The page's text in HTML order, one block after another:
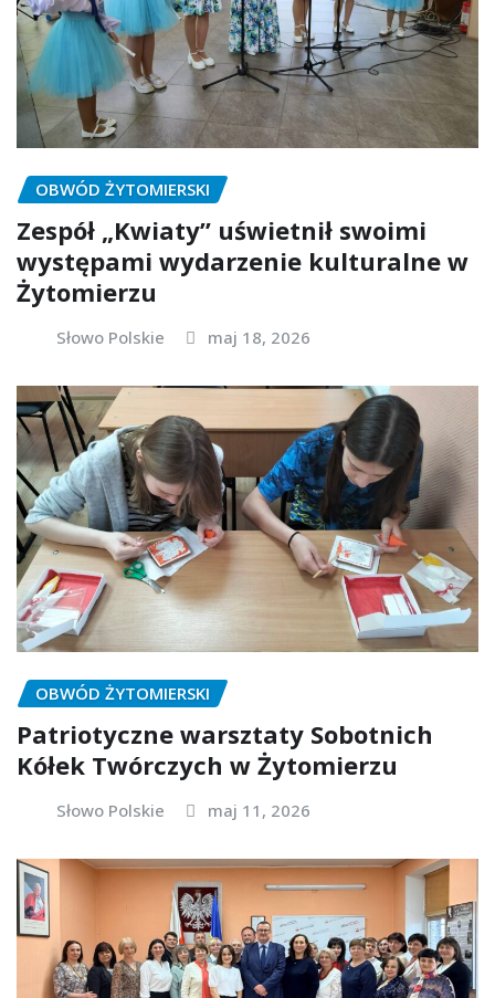
OBWÓD ŻYTOMIERSKI
Zespół „Kwiaty” uświetnił swoimi
występami wydarzenie kulturalne w
Żytomierzu
Słowo Polskie maj 18, 2026
OBWÓD ŻYTOMIERSKI
Patriotyczne warsztaty Sobotnich
Kółek Twórczych w Żytomierzu
Słowo Polskie maj 11, 2026